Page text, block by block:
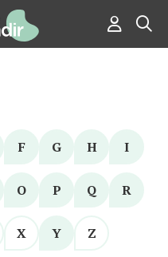
F G H I
O P Q R
X Y Z